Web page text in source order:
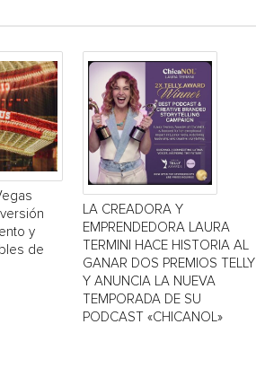
y
de
LA CREADORA Y
EMPRENDEDORA LAURA
TERMINI HACE HISTORIA AL
GANAR DOS PREMIOS TELLY
Y ANUNCIA LA NUEVA
TEMPORADA DE SU
PODCAST «CHICANOL»